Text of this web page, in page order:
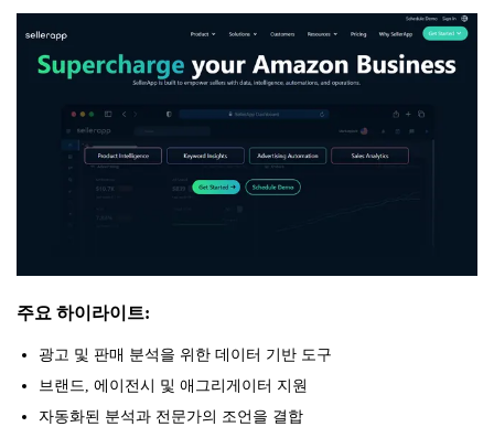
주요 하이라이트:
광고 및 판매 분석을 위한 데이터 기반 도구
브랜드, 에이전시 및 애그리게이터 지원
자동화된 분석과 전문가의 조언을 결합